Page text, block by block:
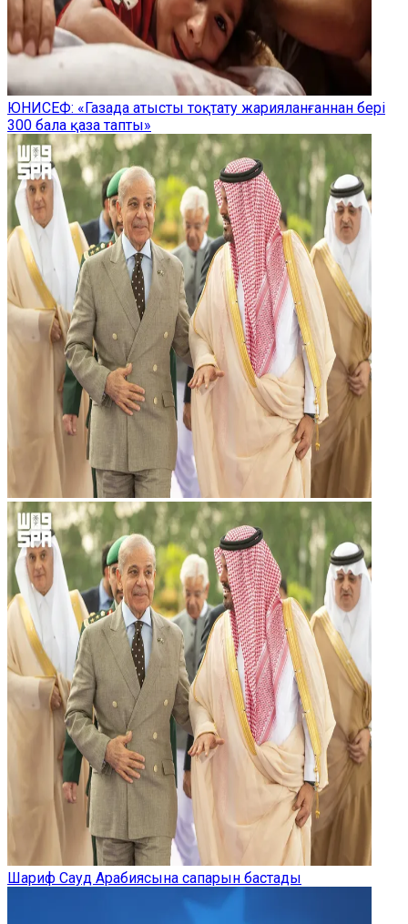
ЮНИСЕФ: «Газада атысты тоқтату жарияланғаннан бері
300 бала қаза тапты»
Шариф Сауд Арабиясына сапарын бастады